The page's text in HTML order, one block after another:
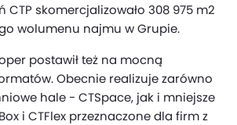
skomercjalizowało 308 975 m2
wolumenu najmu w Grupie.
postawił też na mocną
Obecnie realizuje zarówno
hale - CTSpace, jak i mniejsze
i CTFlex przeznaczone dla firm z